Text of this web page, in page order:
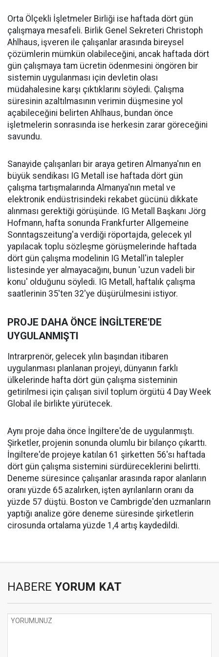
Orta Ölçekli İşletmeler Birliği ise haftada dört gün
çalışmaya mesafeli. Birlik Genel Sekreteri Christoph
Ahlhaus, işveren ile çalışanlar arasında bireysel
çözümlerin mümkün olabileceğini, ancak haftada dört
gün çalışmaya tam ücretin ödenmesini öngören bir
sistemin uygulanması için devletin olası
müdahalesine karşı çıktıklarını söyledi. Çalışma
süresinin azaltılmasının verimin düşmesine yol
açabileceğini belirten Ahlhaus, bundan önce
işletmelerin sonrasında ise herkesin zarar göreceğini
savundu.
Sanayide çalışanları bir araya getiren Almanya'nın en
büyük sendikası IG Metall ise haftada dört gün
çalışma tartışmalarında Almanya'nın metal ve
elektronik endüstrisindeki rekabet gücünü dikkate
alınması gerektiği görüşünde. IG Metall Başkanı Jörg
Hofmann, hafta sonunda Frankfurter Allgemeine
Sonntagszeitung'a verdiği röportajda, gelecek yıl
yapılacak toplu sözleşme görüşmelerinde haftada
dört gün çalışma modelinin IG Metall'in talepler
listesinde yer almayacağını, bunun 'uzun vadeli bir
konu' olduğunu söyledi. IG Metall, haftalık çalışma
saatlerinin 35'ten 32'ye düşürülmesini istiyor.
PROJE DAHA ÖNCE İNGİLTERE'DE
UYGULANMIŞTI
Intrarprenör, gelecek yılın başından itibaren
uygulanması planlanan projeyi, dünyanın farklı
ülkelerinde hafta dört gün çalışma sisteminin
getirilmesi için çalışan sivil toplum örgütü 4 Day Week
Global ile birlikte yürütecek.
Aynı proje daha önce İngiltere'de de uygulanmıştı.
Şirketler, projenin sonunda olumlu bir bilanço çıkarttı.
İngiltere'de projeye katılan 61 şirketten 56'sı haftada
dört gün çalışma sistemini sürdüreceklerini belirtti.
Deneme süresince çalışanlar arasında rapor alanların
oranı yüzde 65 azalırken, işten ayrılanların oranı da
yüzde 57 düştü. Boston ve Cambrigde'den uzmanların
yaptığı analize göre deneme süresinde şirketlerin
cirosunda ortalama yüzde 1,4 artış kaydedildi.
HABERE YORUM KAT